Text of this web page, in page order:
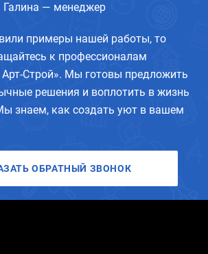
примеры нашей работы, то
к профессионалам
Строй». Мы готовы предложить
решения и воплотить в жизнь
знаем, как создать уют в вашем
ОБРАТНЫЙ ЗВОНОК
Галина — менеджер